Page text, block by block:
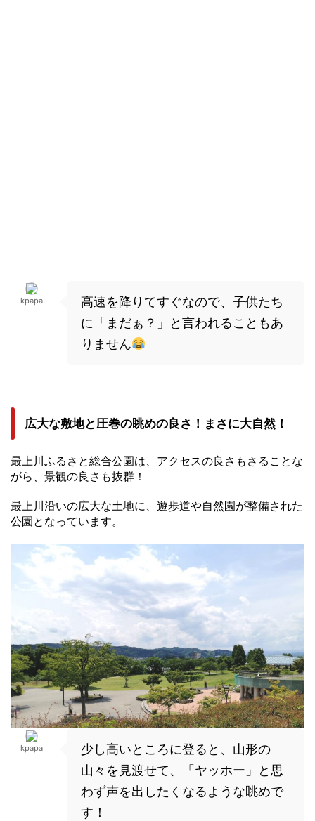
kpapa
高速を降りてすぐなので、子供たち
に「まだぁ？」と言われることもあ
りません
広大な敷地と圧巻の眺めの良さ！まさに大自然！
最上川ふるさと総合公園は、アクセスの良さもさることな
がら、景観の良さも抜群！
最上川沿いの広大な土地に、遊歩道や自然園が整備された
公園となっています。
kpapa
少し高いところに登ると、山形の
山々を見渡せて、「ヤッホー」と思
わず声を出したくなるような眺めで
す！